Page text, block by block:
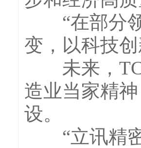
“在部分领
变，以科技
未来，TCL
造业当家精
设。
“立讯精密